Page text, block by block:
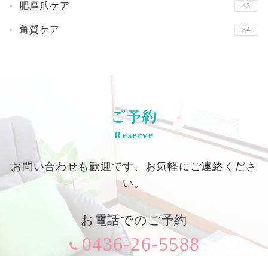
肥厚爪ケア 43
角質ケア 84
ご予約
Reserve
お問い合わせも歓迎です、お気軽にご連絡くださ
い。
お電話でのご予約
0436-26-5588